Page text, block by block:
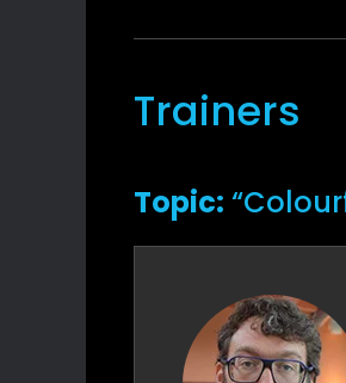
Trainers
Topic: